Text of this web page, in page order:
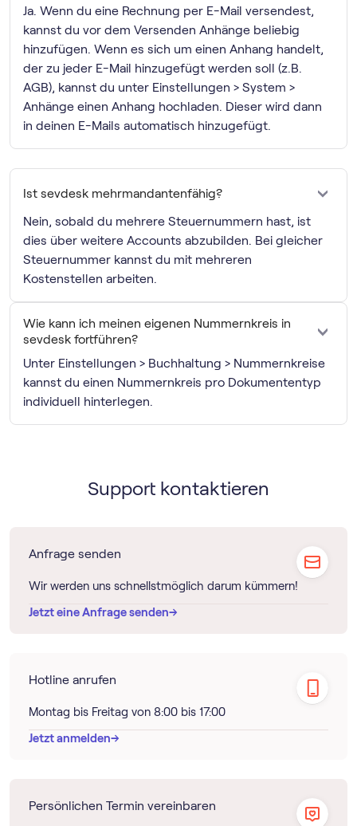
Ja. Wenn du eine Rechnung per E-Mail versendest,
kannst du vor dem Versenden Anhänge beliebig
hinzufügen. Wenn es sich um einen Anhang handelt,
der zu jeder E-Mail hinzugefügt werden soll (z.B.
AGB), kannst du unter Einstellungen > System >
Anhänge einen Anhang hochladen. Dieser wird dann
in deinen E-Mails automatisch hinzugefügt.
Ist sevdesk mehrmandantenfähig?
Nein, sobald du mehrere Steuernummern hast, ist
dies über weitere Accounts abzubilden. Bei gleicher
Steuernummer kannst du mit mehreren
Kostenstellen arbeiten.
Wie kann ich meinen eigenen Nummernkreis in
sevdesk fortführen?
Unter Einstellungen > Buchhaltung > Nummernkreise
kannst du einen Nummernkreis pro Dokumententyp
individuell hinterlegen.
Support kontaktieren
Anfrage senden
Wir werden uns schnellstmöglich darum kümmern!
Jetzt eine Anfrage senden→
→
Hotline anrufen
Montag bis Freitag von 8:00 bis 17:00
Jetzt anmelden→
→
Persönlichen Termin vereinbaren